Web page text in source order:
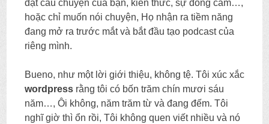
đạt câu chuyện của bạn, kiến thức, sự đồng cảm…,
hoặc chỉ muốn nói chuyện, Họ nhận ra tiềm năng
đang mở ra trước mắt và bắt đầu tạo podcast của
riêng mình.
Bueno, như một lời giới thiệu, không tệ. Tôi xúc xắc
wordpress rằng tôi có bốn trăm chín mươi sáu
năm…, Ôi không, năm trăm từ và đang đếm. Tôi
nghĩ giờ thì ổn rồi, Tôi không quen viết nhiều và nó